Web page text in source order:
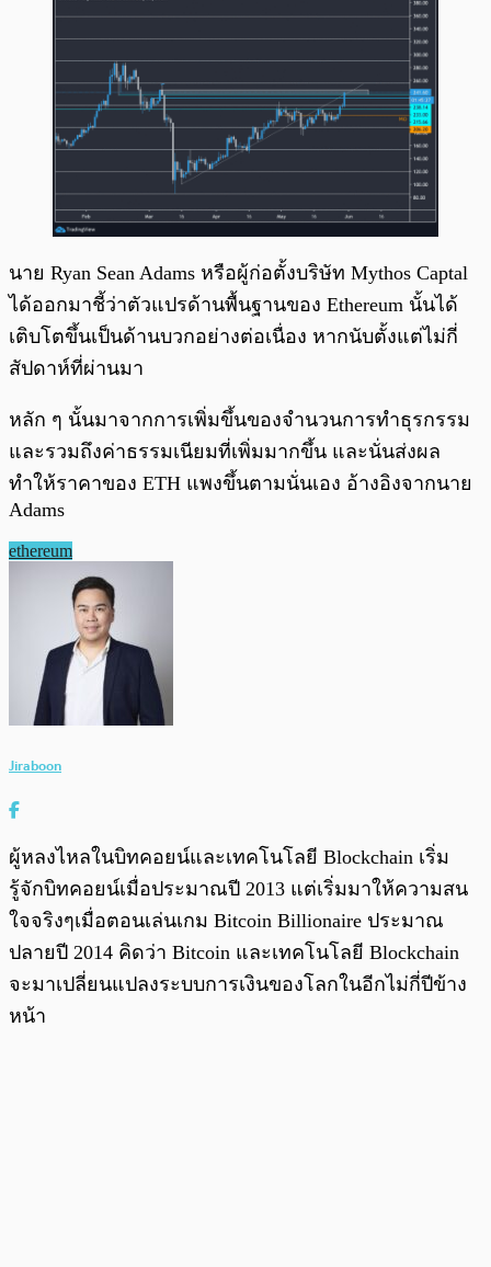
นาย Ryan Sean Adams หรือผู้ก่อตั้งบริษัท Mythos Captal
ได้ออกมาชี้ว่าตัวแปรด้านพื้นฐานของ Ethereum นั้นได้
เติบโตขึ้นเป็นด้านบวกอย่างต่อเนื่อง หากนับตั้งแต่ไม่กี่
สัปดาห์ที่ผ่านมา
หลัก ๆ นั้นมาจากการเพิ่มขึ้นของจำนวนการทำธุรกรรม
และรวมถึงค่าธรรมเนียมที่เพิ่มมากขึ้น และนั่นส่งผล
ทำให้ราคาของ ETH แพงขึ้นตามนั่นเอง อ้างอิงจากนาย
Adams
ethereum
Jiraboon
ผู้หลงไหลในบิทคอยน์และเทคโนโลยี Blockchain เริ่ม
รู้จักบิทคอยน์เมื่อประมาณปี 2013 แต่เริ่มมาให้ความสน
ใจจริงๆเมื่อตอนเล่นเกม Bitcoin Billionaire ประมาณ
ปลายปี 2014 คิดว่า Bitcoin และเทคโนโลยี Blockchain
จะมาเปลี่ยนแปลงระบบการเงินของโลกในอีกไม่กี่ปีข้าง
หน้า